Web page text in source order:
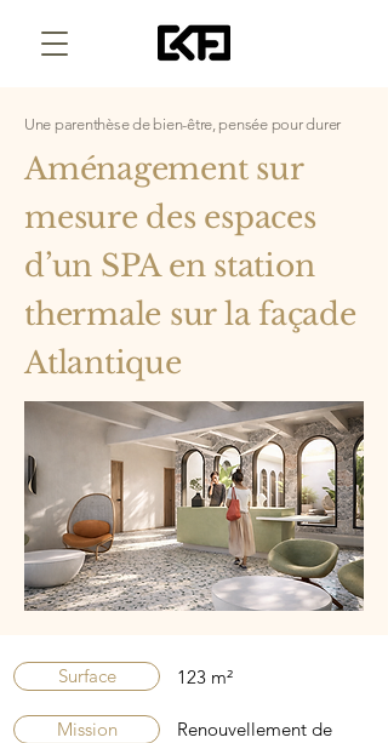
Une parenthèse de bien-être, pensée pour durer
Aménagement sur
mesure des espaces
d’un SPA en station
thermale sur la façade
Atlantique
Surface 123 m²
Mission
Renouvellement de